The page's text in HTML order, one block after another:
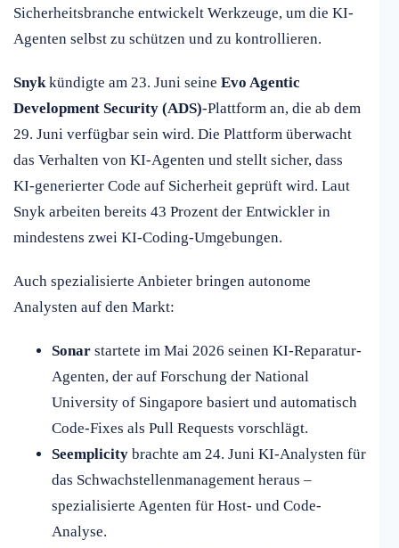
Sicherheitsbranche entwickelt Werkzeuge, um die KI-
Agenten selbst zu schützen und zu kontrollieren.
Snykkündigte am 23. Juni seine Evo Agentic
Development Security (ADS)-Plattform an, die ab dem
29. Juni verfügbar sein wird. Die Plattform überwacht
das Verhalten von KI-Agenten und stellt sicher, dass
KI-generierter Code auf Sicherheit geprüft wird. Laut
Snyk arbeiten bereits 43 Prozent der Entwickler in
mindestens zwei KI-Coding-Umgebungen.
Auch spezialisierte Anbieter bringen autonome
Analysten auf den Markt:
Sonarstartete im Mai 2026 seinen KI-Reparatur-
Agenten, der auf Forschung der National
University of Singapore basiert und automatisch
Code-Fixes als Pull Requests vorschlägt.
Seemplicitybrachte am 24. Juni KI-Analysten für
das Schwachstellenmanagement heraus –
spezialisierte Agenten für Host- und Code-
Analyse.